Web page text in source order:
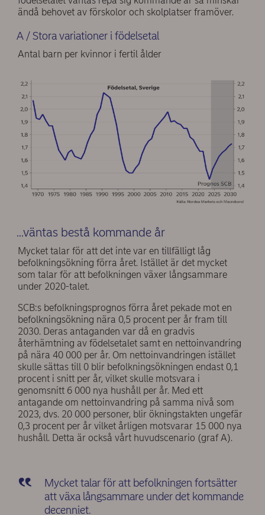
ändå behovet av förskolor och skolplatser framöver.
A / Stora variationer i födelsetal
Antal barn per kvinnor i fertil ålder
…väntas bestå kommande år
Mycket talar för att det inte var en tillfälligt låg
befolkningsökning förra året. Istället är det mycket
som talar för att befolkningen växer långsammare
under 2020-talet.
SCB:s befolkningsprognos förra året pekade mot en
befolkningsökning nära 0,5 procent per år fram till
2030. Deras antaganden var då en gradvis
återhämtning av födelsetalet samt en nettoinvandring
på nära 40 000 per år. Om nettoinvandringen istället
skulle sättas till 0 blir befolkningsökningen endast 0,1
procent i snitt per år, vilket skulle motsvara i
genomsnitt 6 000 nya hushåll per år. Med ett
antagande om nettoinvandring på samma nivå som
2023, dvs. 20 000 personer, blir ökningstakten ungefär
0,3 procent per år vilket årligen motsvarar 15 000 nya
hushåll. Detta är också vårt huvudscenario (graf A).
Mycket talar för att befolkningen fortsätter
att växa långsammare under det kommande
decenniet.